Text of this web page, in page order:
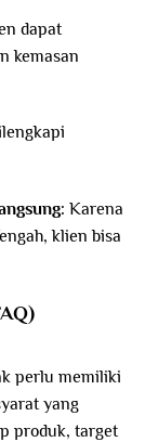
dapat
kemasan
Karena
klien bisa
perlu memiliki
yang
produk, target